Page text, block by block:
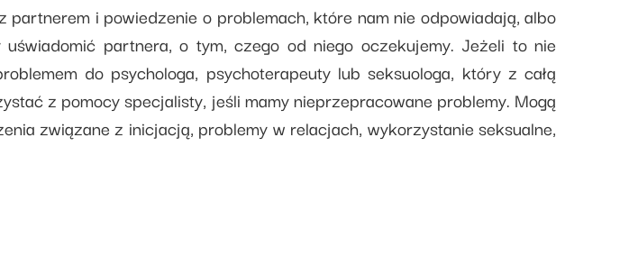
i powiedzenie o problemach, które nam nie odpowiadają, albo
partnera, o tym, czego od niego oczekujemy. Jeżeli to nie
do psychologa, psychoterapeuty lub seksuologa, który z całą
z pomocy specjalisty, jeśli mamy nieprzepracowane problemy. Mogą
związane z inicjacją, problemy w relacjach, wykorzystanie seksualne,